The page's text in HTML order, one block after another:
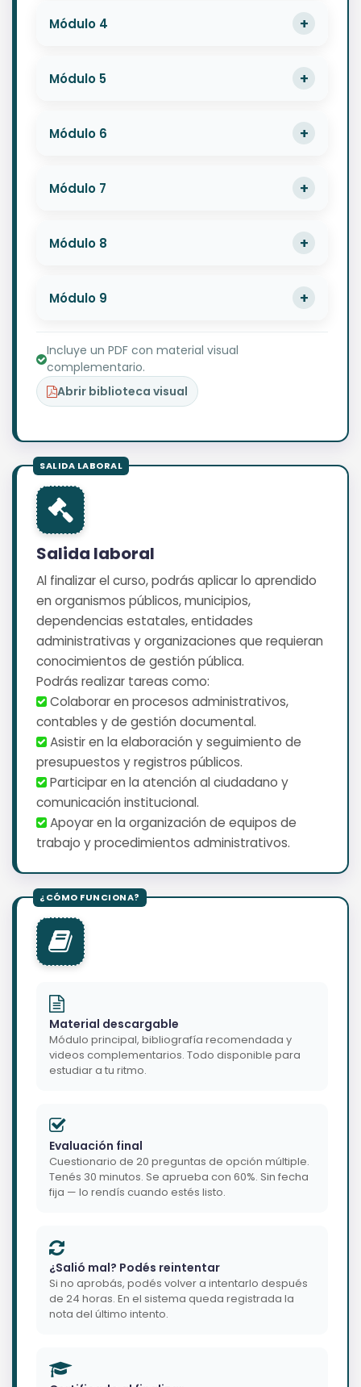
Módulo 4
Módulo 5
Módulo 6
Módulo 7
Módulo 8
Módulo 9
Incluye un PDF con material visual
complementario.
Abrir biblioteca visual
Salida laboral
Al finalizar el curso, podrás aplicar lo aprendido
en organismos públicos, municipios,
dependencias estatales, entidades
administrativas y organizaciones que requieran
conocimientos de gestión pública.
Podrás realizar tareas como:
️ Colaborar en procesos administrativos,
contables y de gestión documental.
️ Asistir en la elaboración y seguimiento de
presupuestos y registros públicos.
️ Participar en la atención al ciudadano y
comunicación institucional.
️ Apoyar en la organización de equipos de
trabajo y procedimientos administrativos.
Material descargable
Módulo principal, bibliografía recomendada y
videos complementarios. Todo disponible para
estudiar a tu ritmo.
Evaluación final
Cuestionario de 20 preguntas de opción múltiple.
Tenés 30 minutos. Se aprueba con 60%. Sin fecha
fija — lo rendís cuando estés listo.
¿Salió mal? Podés reintentar
Si no aprobás, podés volver a intentarlo después
de 24 horas. En el sistema queda registrada la
nota del último intento.